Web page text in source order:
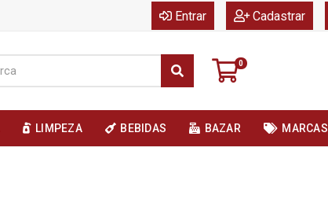
Entrar Cadastrar
0
LIMPEZA BEBIDAS BAZAR MARCAS